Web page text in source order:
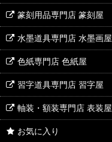
篆刻用品専門店 篆刻屋
水墨道具専門店 水墨画屋
色紙専門店 色紙屋
習字道具専門店 習字屋
軸装・額装専門店 表装屋
お気に入り